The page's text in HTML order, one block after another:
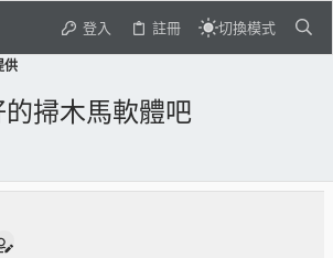
登入 註冊 切換模式
供
掃木馬軟體吧